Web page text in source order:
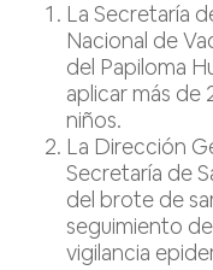
La Secretaría
Nacional de
del Papiloma
aplicar más de
niños.
La Dirección
Secretaría de
del brote de
seguimiento
vigilancia